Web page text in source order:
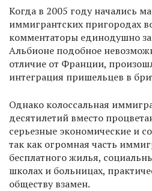
Когда в 2005 году начались
иммигрантских пригородах
комментаторы единодушно
Альбионе подобное
отличие от Франции,
интеграция пришельцев в
Однако колоссальная
десятилетий вместо
серьезные экономические и
так как огромная часть
бесплатного жилья,
школах и больницах,
обществу взамен.